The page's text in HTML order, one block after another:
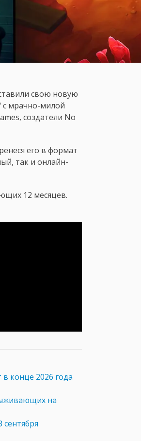
свою новую
с мрачно-милой
создатели No
его в формат
так и онлайн-
12 месяцев.
конце 2026 года
на